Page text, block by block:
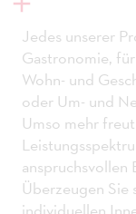
Jedes unserer
Gastronomie,
Wohn- und
oder Um- und
Umso mehr
anspruchsvollen
Überzeugen Sie